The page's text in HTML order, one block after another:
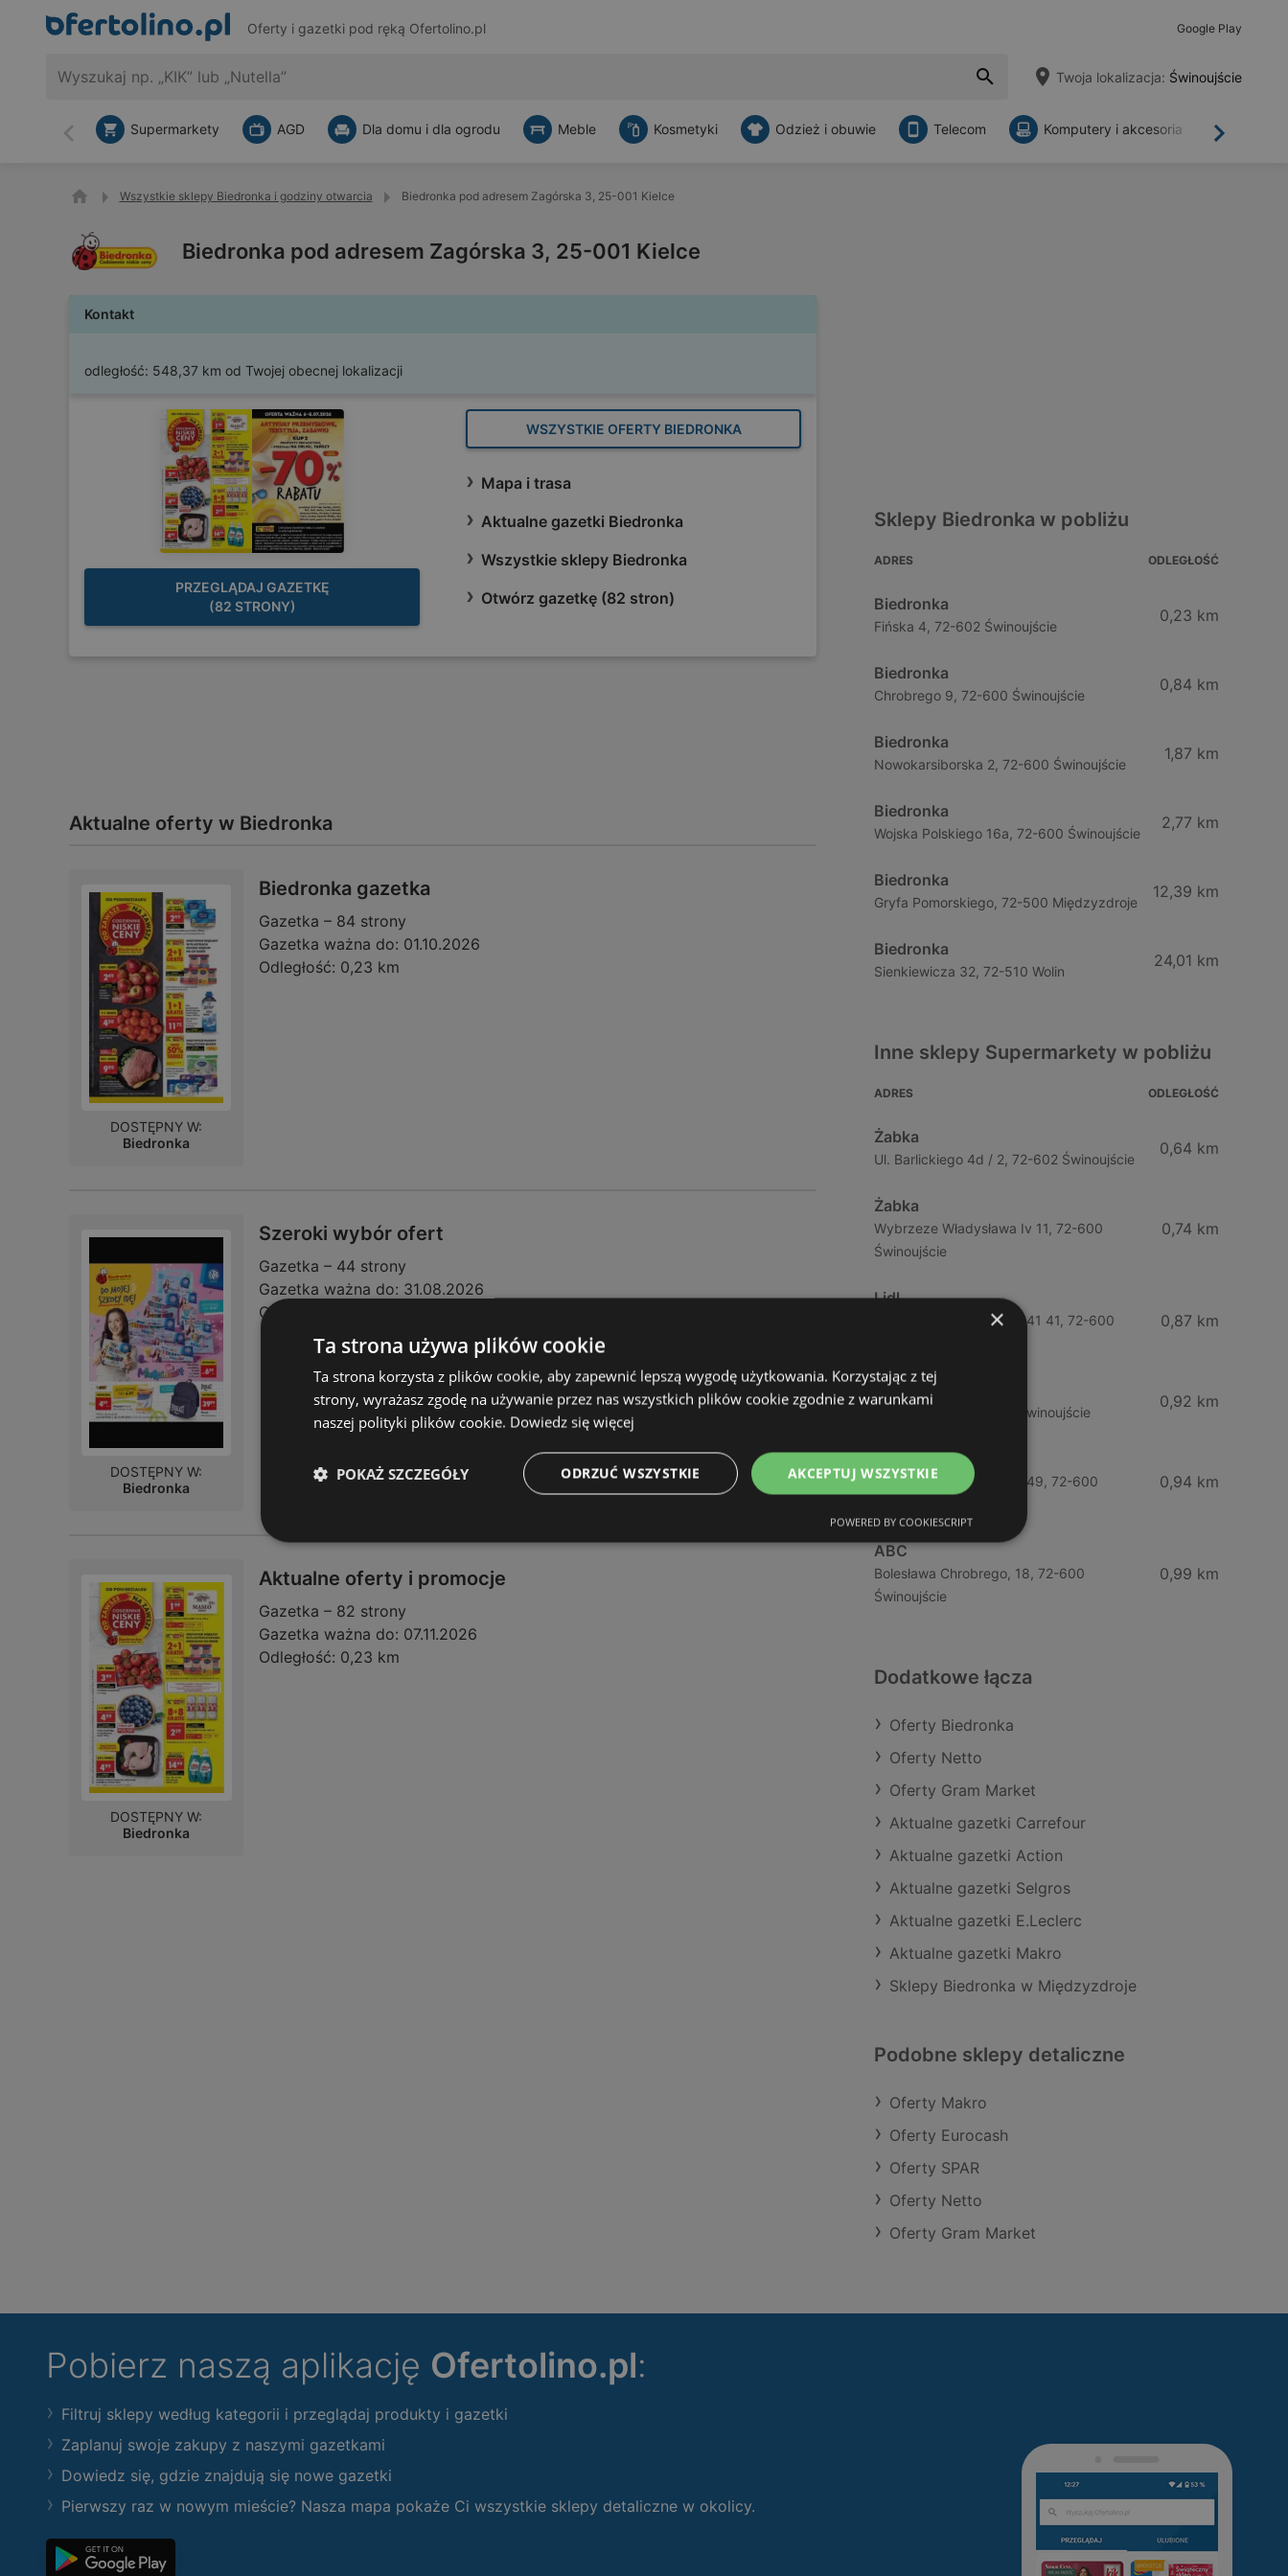
Oferty i gazetki pod ręką Ofertolino.pl Google Play
Twoja lokalizacja: Świnoujście
Wstecz Dalej
Supermarkety AGD Dla domu i dla ogrodu Meble Kosmetyki Odzież i obuwie Telecom Komputery i akcesoria
Wszystkie sklepy Biedronka i godziny otwarcia Biedronka pod adresem Zagórska 3, 25-001 Kielce
Biedronka pod adresem Zagórska 3, 25-001 Kielce
Kontakt
odległość: 548,37 km od Twojej obecnej lokalizacji
PRZEGLĄDAJ GAZETKĘ
(82 STRONY)
WSZYSTKIE OFERTY BIEDRONKA
Mapa i trasa
Aktualne gazetki Biedronka
Wszystkie sklepy Biedronka
Otwórz gazetkę (82 stron)
Aktualne oferty w Biedronka
Biedronka gazetka
Gazetka – 84 strony
Gazetka ważna do: 01.10.2026
Odległość: 0,23 km
DOSTĘPNY W:
Biedronka
Szeroki wybór ofert
Gazetka – 44 strony
Gazetka ważna do: 31.08.2026
Odległość:
DOSTĘPNY W:
Biedronka
Aktualne oferty i promocje
Gazetka – 82 strony
Gazetka ważna do: 07.11.2026
Odległość: 0,23 km
DOSTĘPNY W:
Biedronka
Sklepy Biedronka w pobliżu
ADRES ODLEGŁOŚĆ
Biedronka
Fińska 4, 72-602 Świnoujście
0,23 km
Biedronka
Chrobrego 9, 72-600 Świnoujście
0,84 km
Biedronka
Nowokarsiborska 2, 72-600 Świnoujście
1,87 km
Biedronka
Wojska Polskiego 16a, 72-600 Świnoujście
2,77 km
Biedronka
Gryfa Pomorskiego, 72-500 Międzyzdroje
12,39 km
Biedronka
Sienkiewicza 32, 72-510 Wolin
24,01 km
Inne sklepy Supermarkety w pobliżu
ADRES ODLEGŁOŚĆ
Żabka
Ul. Barlickiego 4d / 2, 72-602 Świnoujście
0,64 km
Żabka
Wybrzeze Władysława Iv 11, 72-600
Świnoujście
0,74 km
Lidl
Ul. Bohaterów Września 41 41, 72-600
0,87 km
ABC
Barlickiego, 4, 72-600 Świnoujście
0,92 km
Żabka
Ul. Bohaterów Września 49, 72-600
0,94 km
ABC
Bolesława Chrobrego, 18, 72-600
Świnoujście
0,99 km
Dodatkowe łącza
Oferty Biedronka
Oferty Netto
Oferty Gram Market
Aktualne gazetki Carrefour
Aktualne gazetki Action
Aktualne gazetki Selgros
Aktualne gazetki E.Leclerc
Aktualne gazetki Makro
Sklepy Biedronka w Międzyzdroje
Podobne sklepy detaliczne
Oferty Makro
Oferty Eurocash
Oferty SPAR
Oferty Netto
Oferty Gram Market
Pobierz naszą aplikację Ofertolino.pl:
Filtruj sklepy według kategorii i przeglądaj produkty i gazetki
Zaplanuj swoje zakupy z naszymi gazetkami
Dowiedz się, gdzie znajdują się nowe gazetki
Pierwszy raz w nowym mieście? Nasza mapa pokaże Ci wszystkie sklepy detaliczne w okolicy.
×
Ta strona używa plików cookie
Ta strona korzysta z plików cookie, aby zapewnić lepszą wygodę użytkowania. Korzystając z tej
strony, wyrażasz zgodę na używanie przez nas wszystkich plików cookie zgodnie z warunkami
naszej polityki plików cookie. Dowiedz się więcej
AKCEPTUJ WSZYSTKIE
ODRZUĆ WSZYSTKIE
POKAŻ SZCZEGÓŁY
POWERED BY COOKIESCRIPT